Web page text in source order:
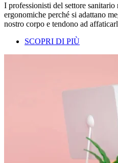
I professionisti del settore sanitario
ergonomiche perché si adattano
nostro corpo e tendono ad
SCOPRI DI PIÙ